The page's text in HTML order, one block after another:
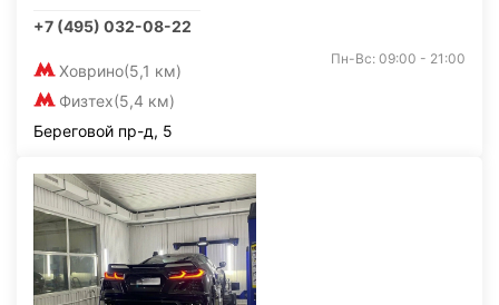
+7 (495) 032-08-22
Ховрино(5,1 км)
Физтех(5,4 км)
Пн-Вс: 09:00 - 21:00
Береговой пр-д, 5